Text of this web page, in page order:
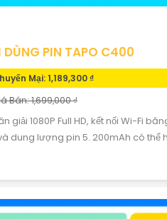
DÙNG PIN TAPO C400
Mại: 1,189,300 ₫
Bán: 1,699,000 ₫
1080P Full HD, kết nối Wi-Fi
dung lượng pin 5. 200mAh có thể